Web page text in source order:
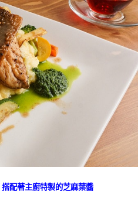
搭配著主廚特製的芝麻葉醬